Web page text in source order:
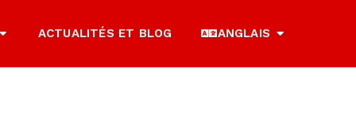
ACTUALITÉS ET BLOG ANGLAIS